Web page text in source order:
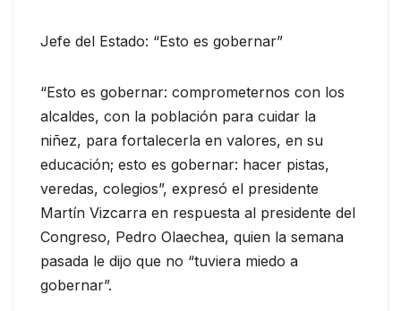
Jefe del Estado: “Esto es gobernar”
“Esto es gobernar: comprometernos con los
alcaldes, con la población para cuidar la
niñez, para fortalecerla en valores, en su
educación; esto es gobernar: hacer pistas,
veredas, colegios”, expresó el presidente
Martín Vizcarra en respuesta al presidente del
Congreso, Pedro Olaechea, quien la semana
pasada le dijo que no “tuviera miedo a
gobernar”.